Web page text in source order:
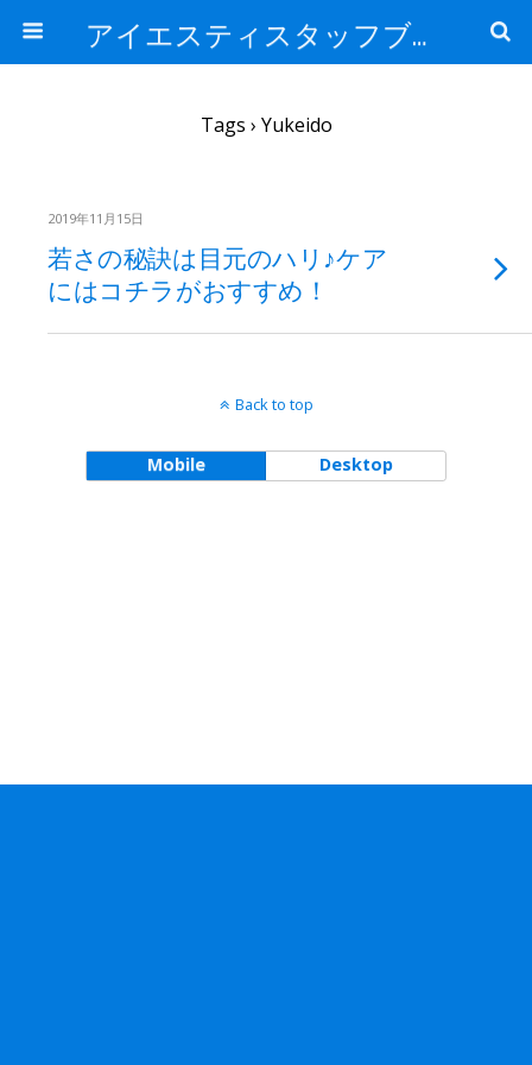
アイエスティスタッフブログ
Tags › Yukeido
2019年11月15日
若さの秘訣は目元のハリ♪ケア
にはコチラがおすすめ！
Back to top
Mobile Desktop